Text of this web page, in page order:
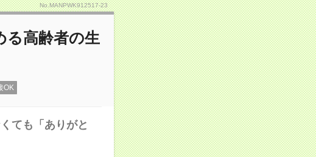
No.MANPWK912517-23
る高齢者の生
OK
ても「ありがと